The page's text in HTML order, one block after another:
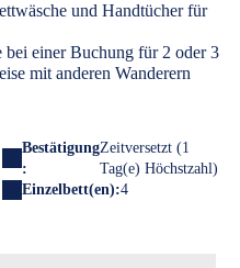
und Handtücher für
bei einer Buchung für 2 oder 3
mit anderen Wanderern
Bestätigung
:
Zeitversetzt (1
Tag(e) Höchstzahl)
Einzelbett(en):4